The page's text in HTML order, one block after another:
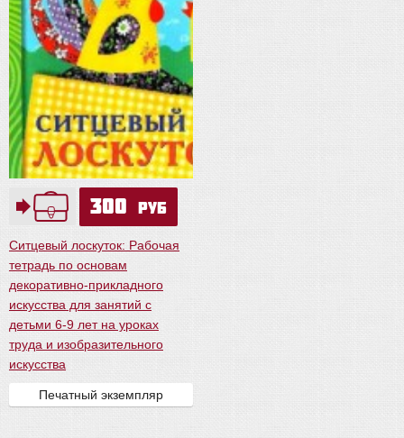
300 руб
Ситцевый лоскуток: Рабочая
тетрадь по основам
декоративно-прикладного
искусства для занятий с
детьми 6-9 лет на уроках
труда и изобразительного
искусства
Печатный экземпляр